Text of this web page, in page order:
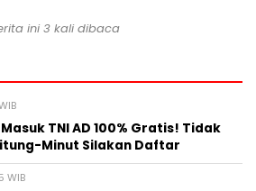
ini 3 kali dibaca
TNI AD 100% Gratis! Tidak
Minut Silakan Daftar
WIB